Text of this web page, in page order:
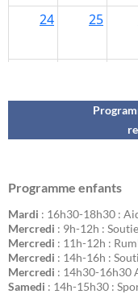
Programme enfants
Mardi : 16h30-18h30 :
Mercredi : 9h-12h :
Mercredi : 11h-12h :
Mercredi : 14h-16h :
Mercredi : 14h30-16h30
Samedi : 14h-15h30 :